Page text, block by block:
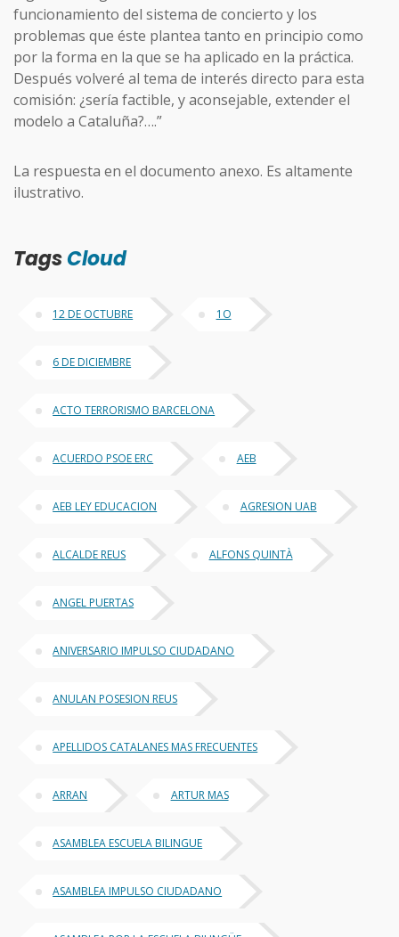
funcionamiento del sistema de concierto y los
problemas que éste plantea tanto en principio como
por la forma en la que se ha aplicado en la práctica.
Después volveré al tema de interés directo para esta
comisión: ¿sería factible, y aconsejable, extender el
modelo a Cataluña?….”
La respuesta en el documento anexo. Es altamente
ilustrativo.
TagsCloud
12 DE OCTUBRE 1O
6 DE DICIEMBRE
ACTO TERRORISMO BARCELONA
ACUERDO PSOE ERC AEB
AEB LEY EDUCACION AGRESION UAB
ALCALDE REUS ALFONS QUINTÀ
ANGEL PUERTAS
ANIVERSARIO IMPULSO CIUDADANO
ANULAN POSESION REUS
APELLIDOS CATALANES MAS FRECUENTES
ARRAN ARTUR MAS
ASAMBLEA ESCUELA BILINGUE
ASAMBLEA IMPULSO CIUDADANO